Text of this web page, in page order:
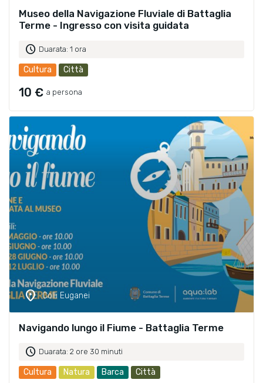
Museo della Navigazione Fluviale di Battaglia
Terme - Ingresso con visita guidata
schedule Duarata: 1 ora
Cultura Città
10 € a persona
location_on Colli Euganei
Navigando lungo il Fiume - Battaglia Terme
schedule Duarata: 2 ore 30 minuti
Cultura Natura Barca Città